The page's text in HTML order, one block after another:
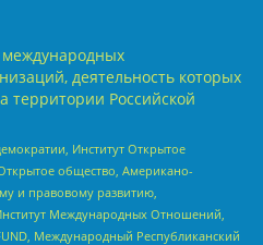
деятельность которых
территории Российской
Институт Открытое
общество, Американо-
и правовому развитию,
Международных Отношений,
FUND, Международный Республиканский